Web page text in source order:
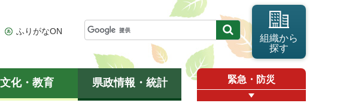
ふりがなON
組織から
探す
文化・教育 県政情報・統計 緊急・防災